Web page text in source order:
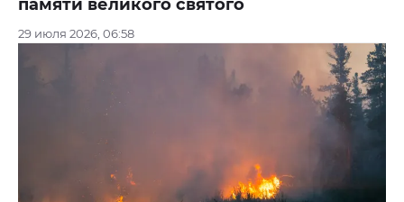
памяти великого святого
29 июля 2026, 06:58